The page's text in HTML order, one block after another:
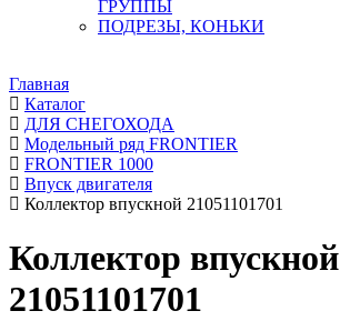
ГРУППЫ
ПОДРЕЗЫ, КОНЬКИ
Главная
Каталог
ДЛЯ СНЕГОХОДА
Модельный ряд FRONTIER
FRONTIER 1000
Впуск двигателя
Коллектор впускной 21051101701
Коллектор впускной
21051101701